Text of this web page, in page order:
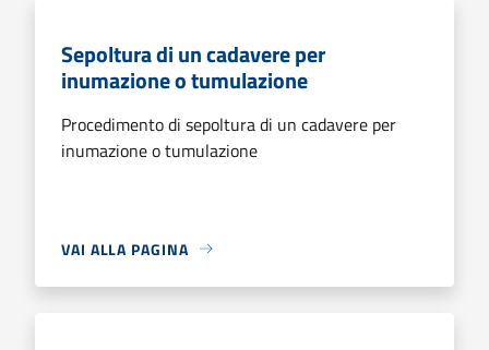
Sepoltura di un cadavere per
inumazione o tumulazione
Procedimento di sepoltura di un cadavere per
inumazione o tumulazione
VAI ALLA PAGINA